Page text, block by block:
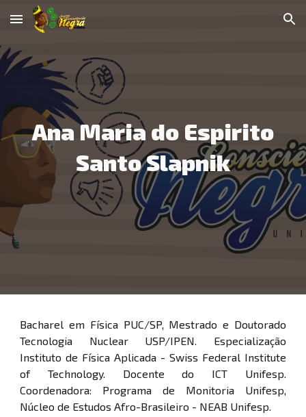
Skip to main content Skip to navigation
Ana Maria do Espirito
Santo Slapnik
Bacharel em Física PUC/SP, Mestrado e Doutorado
Tecnologia Nuclear USP/IPEN. Especialização
Instituto de Física Aplicada - Swiss Federal Institute
of Technology. Docente do ICT Unifesp.
Coordenadora: Programa de Monitoria Unifesp,
Núcleo de Estudos Afro-Brasileiro - NEAB Unifesp.